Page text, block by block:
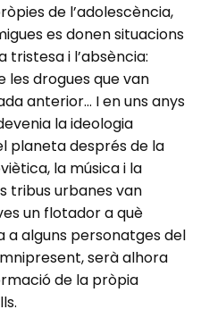
de l’adolescència,
es donen situacions
i l’absència:
les drogues que van
anterior… I en uns anys
la ideologia
planeta després de la
la música i la
tribus urbanes van
un flotador a què
a alguns personatges del
serà alhora
de la pròpia